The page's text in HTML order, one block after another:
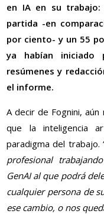
en IA en su
partida -en
por ciento- y un 55
ya habían iniciado
resúmenes y
el informe.
A decir de Fognini,
que la inteligencia
paradigma del trabajo.
profesional
GenAI al que podrá
cualquier persona de
ese cambio, o nos